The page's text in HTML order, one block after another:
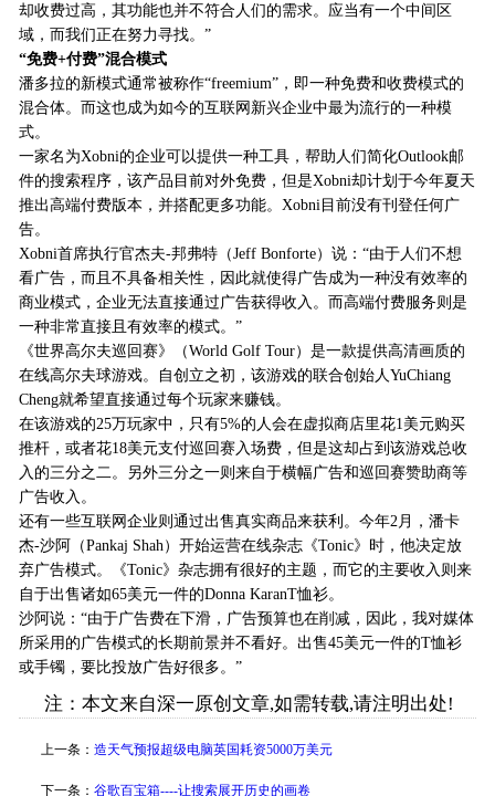
却收费过高，其功能也并不符合人们的需求。应当有一个中间区
域，而我们正在努力寻找。”
“免费+付费”混合模式
潘多拉的新模式通常被称作“freemium”，即一种免费和收费模式的
混合体。而这也成为如今的互联网新兴企业中最为流行的一种模
式。
一家名为Xobni的企业可以提供一种工具，帮助人们简化Outlook邮
件的搜索程序，该产品目前对外免费，但是Xobni却计划于今年夏天
推出高端付费版本，并搭配更多功能。Xobni目前没有刊登任何广
告。
Xobni首席执行官杰夫-邦弗特（Jeff Bonforte）说：“由于人们不想
看广告，而且不具备相关性，因此就使得广告成为一种没有效率的
商业模式，企业无法直接通过广告获得收入。而高端付费服务则是
一种非常直接且有效率的模式。”
《世界高尔夫巡回赛》（World Golf Tour）是一款提供高清画质的
在线高尔夫球游戏。自创立之初，该游戏的联合创始人YuChiang
Cheng就希望直接通过每个玩家来赚钱。
在该游戏的25万玩家中，只有5%的人会在虚拟商店里花1美元购买
推杆，或者花18美元支付巡回赛入场费，但是这却占到该游戏总收
入的三分之二。另外三分之一则来自于横幅广告和巡回赛赞助商等
广告收入。
还有一些互联网企业则通过出售真实商品来获利。今年2月，潘卡
杰-沙阿（Pankaj Shah）开始运营在线杂志《Tonic》时，他决定放
弃广告模式。《Tonic》杂志拥有很好的主题，而它的主要收入则来
自于出售诸如65美元一件的Donna KaranT恤衫。
沙阿说：“由于广告费在下滑，广告预算也在削减，因此，我对媒体
所采用的广告模式的长期前景并不看好。出售45美元一件的T恤衫
或手镯，要比投放广告好很多。”
注：本文来自深一原创文章,如需转载,请注明出处!
上一条： 造天气预报超级电脑英国耗资5000万美元
下一条： 谷歌百宝箱----让搜索展开历史的画卷